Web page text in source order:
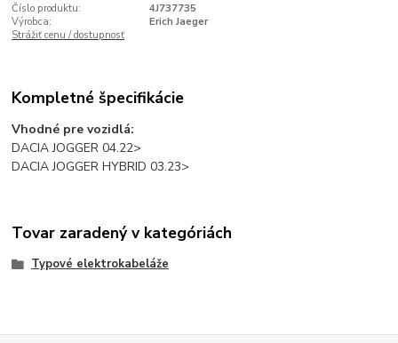
Číslo produktu:
4J737735
Výrobca:
Erich Jaeger
Strážiť cenu / dostupnosť
Kompletné špecifikácie
Vhodné pre vozidlá:
DACIA JOGGER 04.22>
DACIA JOGGER HYBRID 03.23>
Tovar zaradený v kategóriách
Typové elektrokabeláže